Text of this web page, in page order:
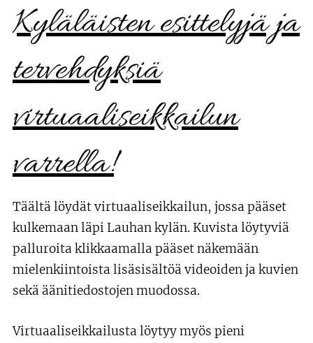
Kyläläisten esittelyjä ja
tervehdyksiä
virtuaaliseikkailun
varrella!
Täältä löydät virtuaaliseikkailun, jossa pääset
kulkemaan läpi Lauhan kylän. Kuvista löytyviä
palluroita klikkaamalla pääset näkemään
mielenkiintoista lisäsisältöä videoiden ja kuvien
sekä äänitiedostojen muodossa.
Virtuaaliseikkailusta löytyy myös pieni